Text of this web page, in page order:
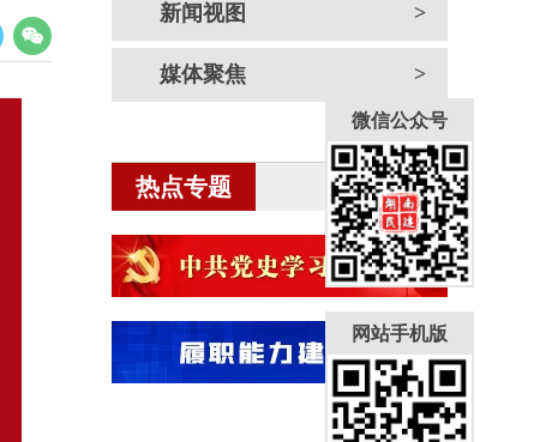
新闻视图
媒体聚焦
热点专题
微信公众号
网站手机版